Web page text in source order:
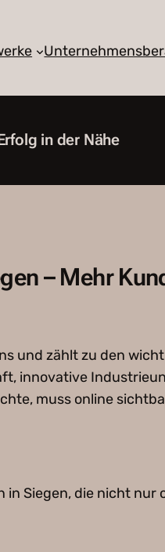
in der Nähe
– Mehr
und zählt zu den
innovative
muss online
Siegen, die nicht